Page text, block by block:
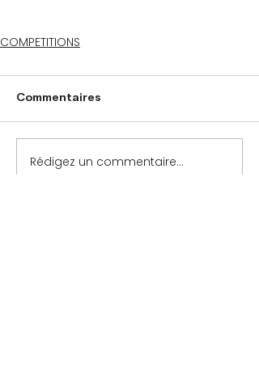
COMPETITIONS
Commentaires
Rédigez un commentaire...